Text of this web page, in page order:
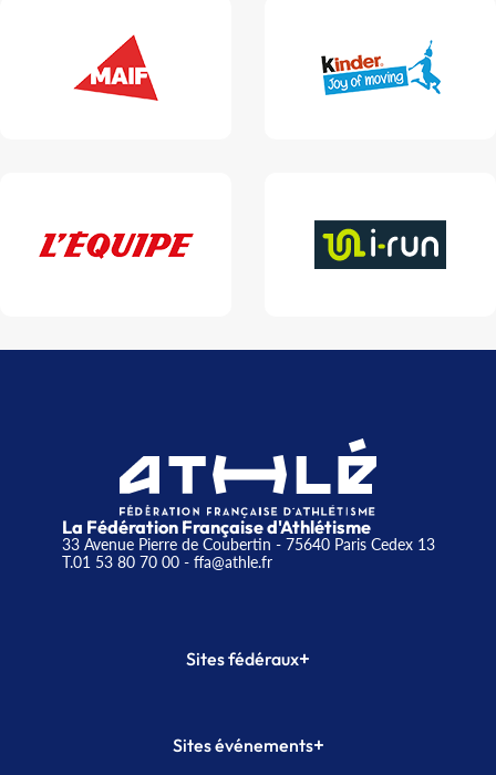
La Fédération Française d'Athlétisme
33 Avenue Pierre de Coubertin - 75640 Paris Cedex 13
T.01 53 80 70 00- ffa@athle.fr
Sites fédéraux+
Plateforme Formation
Sites événements+